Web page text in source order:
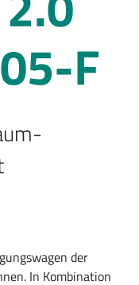
F
der
In Kombination